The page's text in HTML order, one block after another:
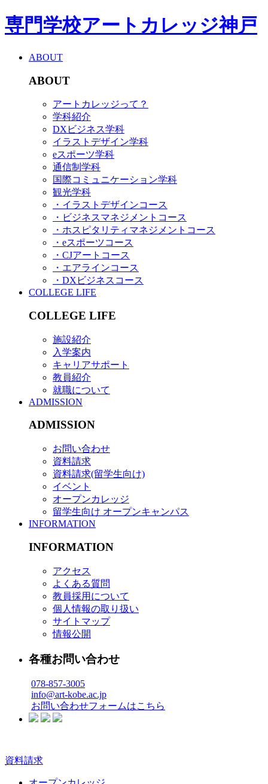
専門学校アートカレッジ神戸
ABOUT
ABOUT
アートカレッジって？
学科紹介
DXビジネス学科
イラストデザイン学科
eスポーツ学科
通信制学科
国際コミュニケーション学科
観光学科
・イラストデザインコース
・ビジネスマネジメントコース
・ホスピタリティマネジメントコース
・eスポーツコース
・CJアートコース
・エアラインコース
・DXビジネスコース
COLLEGE LIFE
COLLEGE LIFE
施設紹介
入学案内
キャリアサポート
教員紹介
就職について
ADMISSION
ADMISSION
お問い合わせ
資料請求
資料請求(留学生向け)
イベント
オープンカレッジ
留学生向け オープンキャンパス
INFORMATION
INFORMATION
アクセス
よくある質問
教員採用について
個人情報の取り扱い
サイトマップ
情報公開
各種お問い合わせ
078-857-3005
info@art-kobe.ac.jp
お問い合わせフォームはこちら
資料請求